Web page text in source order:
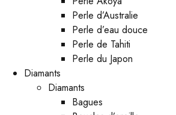
Perle d’Australie
Perle d’eau douce
Perle de Tahiti
Perle du Japon
Diamants
Diamants
Bagues